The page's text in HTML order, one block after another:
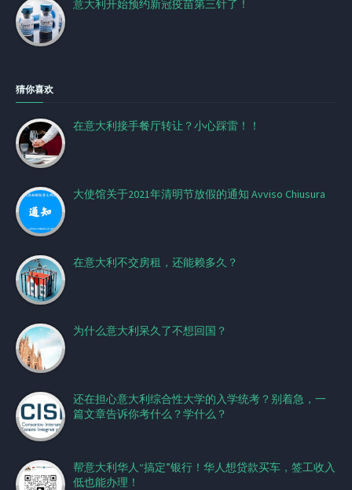
意大利开始预约新冠疫苗第三针了！
猜你喜欢
在意大利接手餐厅转让？小心踩雷！！
大使馆关于2021年清明节放假的通知 Avviso Chiusura
在意大利不交房租，还能赖多久？
为什么意大利呆久了不想回国？
还在担心意大利综合性大学的入学统考？别着急，一
篇文章告诉你考什么？学什么？
帮意大利华人“搞定”银行！华人想贷款买车，签工收入
低也能办理！